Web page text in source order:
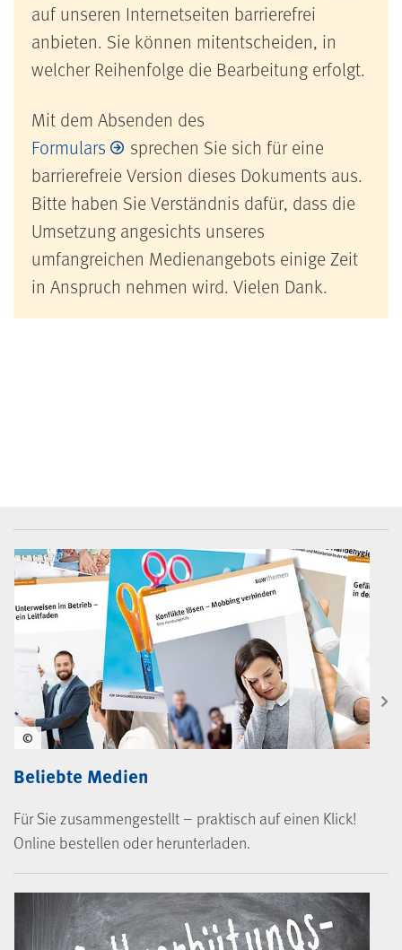
auf unseren Internetseiten barrierefrei
anbieten. Sie können mitentscheiden, in
welcher Reihenfolge die Bearbeitung erfolgt.
Mit dem Absenden des
Formulars
sprechen Sie sich für eine
barrierefreie Version dieses Dokuments aus.
Bitte haben Sie Verständnis dafür, dass die
Umsetzung angesichts unseres
umfangreichen Medienangebots einige Zeit
in Anspruch nehmen wird. Vielen Dank.
BGW-Mediencenter
Beliebte Medien
Für Sie zusammengestellt – praktisch auf einen Klick!
Online bestellen oder herunterladen.
©